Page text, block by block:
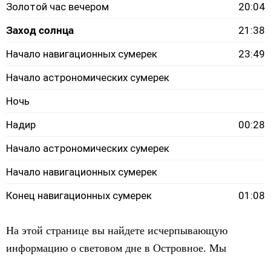
Золотой час вечером
20:04
Заход солнца
21:38
Начало навигационных сумерек
23:49
Начало астрономических сумерек
Ночь
Надир
00:28
Начало астрономических сумерек
Начало навигационных сумерек
Конец навигационных сумерек
01:08
На этой странице вы найдете исчерпывающую
информацию о световом дне в Островное. Мы